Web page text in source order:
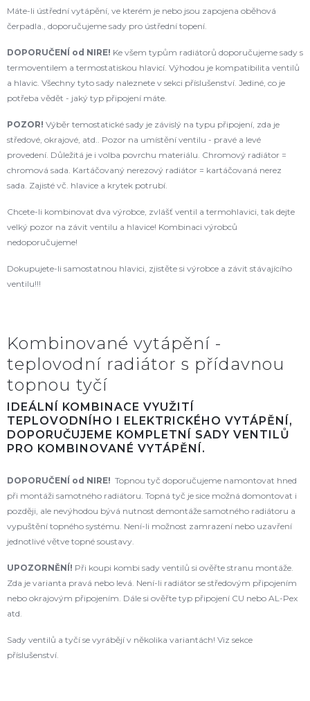
Máte-li ústřední vytápění, ve kterém je nebo jsou zapojena oběhová
čerpadla., doporučujeme sady pro ústřední topení.
DOPORUČENÍ od NIRE! Ke všem typům radiátorů doporučujeme sady s
termoventilem a termostatiskou hlavicí. Výhodou je kompatibilita ventilů
a hlavic. Všechny tyto sady naleznete v sekci příslušenství. Jediné, co je
potřeba vědět - jaký typ připojení máte.
POZOR! Výběr temostatické sady je závislý na typu připojení, zda je
středové, okrajové, atd.. Pozor na umístění ventilu - pravé a levé
provedení. Důležitá je i volba povrchu materiálu. Chromový radiátor =
chromová sada. Kartáčovaný nerezový radiátor = kartáčovaná nerez
sada. Zajisté vč. hlavice a krytek potrubí.
Chcete-li kombinovat dva výrobce, zvlášť ventil a termohlavici, tak dejte
velký pozor na závit ventilu a hlavice! Kombinaci výrobců
nedoporučujeme!
Dokupujete-li samostatnou hlavici, zjistěte si výrobce a závit stávajícího
ventilu!!!
Kombinované vytápění -
teplovodní radiátor s přídavnou
topnou tyčí
IDEÁLNÍ KOMBINACE VYUŽITÍ
TEPLOVODNÍHO I ELEKTRICKÉHO VYTÁPĚNÍ,
DOPORUČUJEME KOMPLETNÍ SADY VENTILŮ
PRO KOMBINOVANÉ VYTÁPĚNÍ.
DOPORUČENÍ od NIRE! Topnou tyč doporučujeme namontovat hned
při montáži samotného radiátoru. Topná tyč je sice možná domontovat i
později, ale nevýhodou bývá nutnost demontáže samotného radiátoru a
vypuštění topného systému. Není-li možnost zamrazení nebo uzavření
jednotlivé větve topné soustavy.
UPOZORNĚNÍ! Při koupi kombi sady ventilů si ověřte stranu montáže.
Zda je varianta pravá nebo levá. Není-li radiátor se středovým připojením
nebo okrajovým připojením. Dále si ověřte typ připojení CU nebo AL-Pex
atd.
Sady ventilů a tyčí se vyrábějí v několika variantách! Viz sekce
příslušenství.